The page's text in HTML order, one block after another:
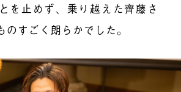
を止めず、乗り越えた齊藤さ
のすごく朗らかでした。